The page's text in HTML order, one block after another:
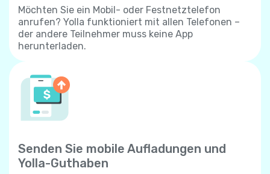
Möchten Sie ein Mobil- oder Festnetztelefon
anrufen? Yolla funktioniert mit allen Telefonen –
der andere Teilnehmer muss keine App
herunterladen.
Senden Sie mobile Aufladungen und
Yolla-Guthaben